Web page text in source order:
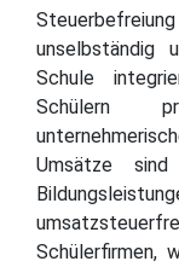
unselbständig
Schule
Schülern
Umsätze
Schülerfirmen,